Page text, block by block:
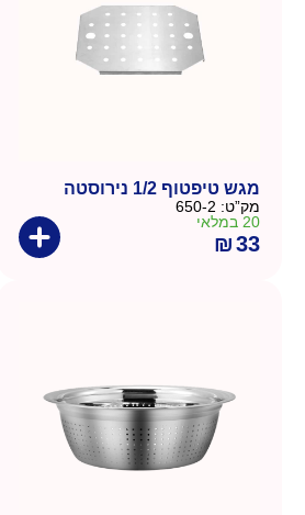
מגש טיפטוף 1/2 נירוסטה
מק”ט: 650-2
20 במלאי
₪33